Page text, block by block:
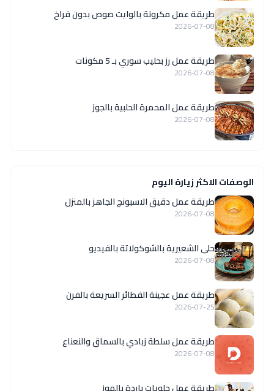
طريقة عمل مكرونة بالوايت صوص بدون فراخ
2026-07-08
طريقة عمل رز بحليب سوري بـ 5 مكونات
2026-07-08
طريقة عمل المحمرة الحلبية بالجوز
2026-07-08
الوصفات الاكثر زيارة اليوم
طريقة عمل دقيق الاسبونج الجاهز بالمنزل
2026-07-08
حلى الشعيرية بالشوكولاتة بالفيديو
2026-07-08
طريقة عمل عجينة الفطائر السريعة بالفرن
2026-07-25
طريقة عمل سلطة زبادي بالسماق والنعناع
2026-07-08